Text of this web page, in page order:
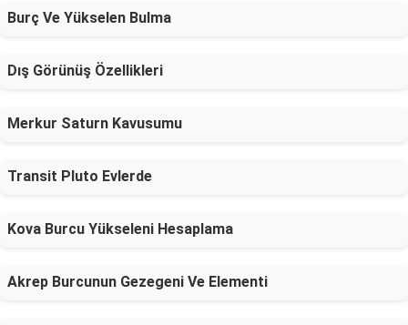
Burç Ve Yükselen Bulma
Dış Görünüş Özellikleri
Merkur Saturn Kavusumu
Transit Pluto Evlerde
Kova Burcu Yükseleni Hesaplama
Akrep Burcunun Gezegeni Ve Elementi